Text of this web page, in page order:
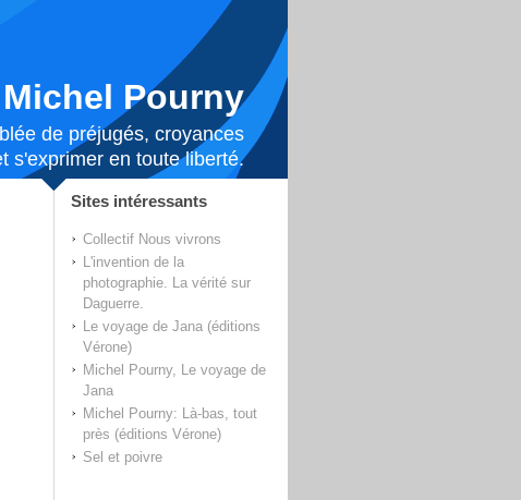
Michel Pourny
de préjugés, croyances
s'exprimer en toute liberté.
Sites intéressants
Collectif Nous vivrons
L'invention de la
photographie. La vérité sur
Daguerre.
Le voyage de Jana (éditions
Vérone)
Michel Pourny, Le voyage de
Jana
Michel Pourny: Là-bas, tout
près (éditions Vérone)
Sel et poivre